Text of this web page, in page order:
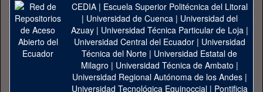
CEDIA| Escuela Superior Politécnica del Litoral
| Universidad de Cuenca| Universidad del
Azuay| Universidad Técnica Particular de Loja|
Universidad Central del Ecuador| Universidad
Técnica del Norte | Universidad Estatal de
Milagro | Universidad Técnica de Ambato |
Universidad Regional Autónoma de los Andes|
Universidad Tecnológica Equinoccial| Pontificia